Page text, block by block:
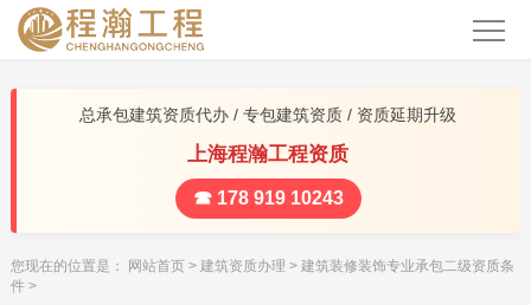
总承包建筑资质代办 / 专包建筑资质 / 资质延期升级
上海程瀚工程资质
☎ 178 919 10243
您现在的位置是： 网站首页> 建筑资质办理 > 建筑装修装饰专业承包二级资质条
件>